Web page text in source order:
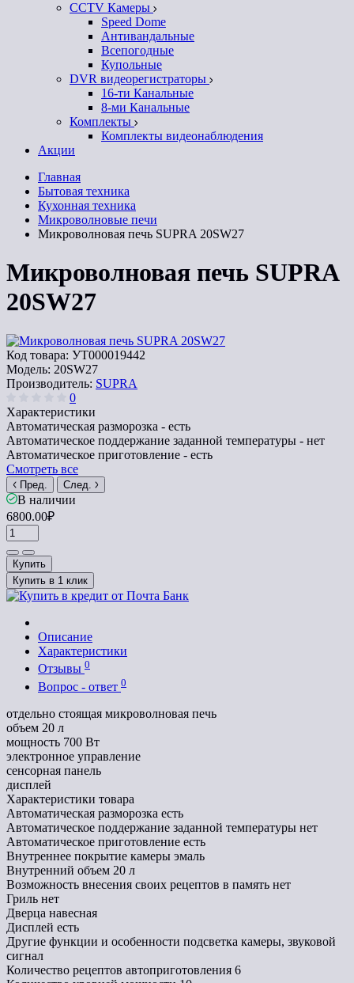
CCTV Камеры
Speed Dome
Антивандальные
Всепогодные
Купольные
DVR видеорегистраторы
16-ти Канальные
8-ми Канальные
Комплекты
Комплекты видеонаблюдения
Акции
Главная
Бытовая техника
Кухонная техника
Микроволновые печи
Микроволновая печь SUPRA 20SW27
Микроволновая печь SUPRA
20SW27
Код товара: УТ000019442
Модель: 20SW27
Производитель: SUPRA
0
Характеристики
Автоматическая разморозка - есть
Автоматическое поддержание заданной температуры - нет
Автоматическое приготовление - есть
Смотреть все
Пред. След.
В наличии
6800.00₽
Купить
Купить в 1 клик
Описание
Характеристики
Отзывы 0
Вопрос - ответ 0
отдельно стоящая микроволновая печь
объем 20 л
мощность 700 Вт
электронное управление
сенсорная панель
дисплей
Характеристики товара
Автоматическая разморозка есть
Автоматическое поддержание заданной температуры нет
Автоматическое приготовление есть
Внутреннее покрытие камеры эмаль
Внутренний объем 20 л
Возможность внесения своих рецептов в память нет
Гриль нет
Дверца навесная
Дисплей есть
Другие функции и особенности подсветка камеры, звуковой
сигнал
Количество рецептов автоприготовления 6